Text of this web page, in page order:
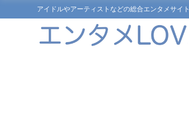
アイドルやアーティストなどの総合エンタメサイト